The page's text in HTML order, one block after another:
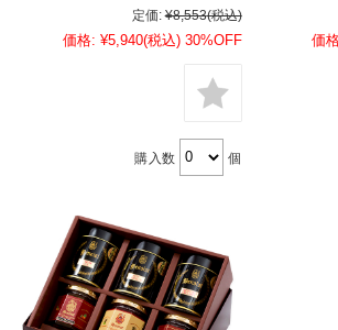
定価: ¥8,553(税込)
価格: ¥5,940(税込) 30%OFF
購入数 個
価